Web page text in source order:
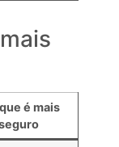
é mais